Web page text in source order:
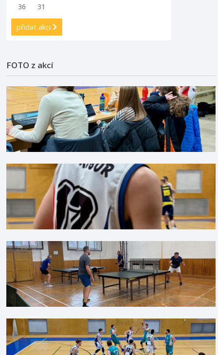
36
31
přidat akci
FOTO z akcí